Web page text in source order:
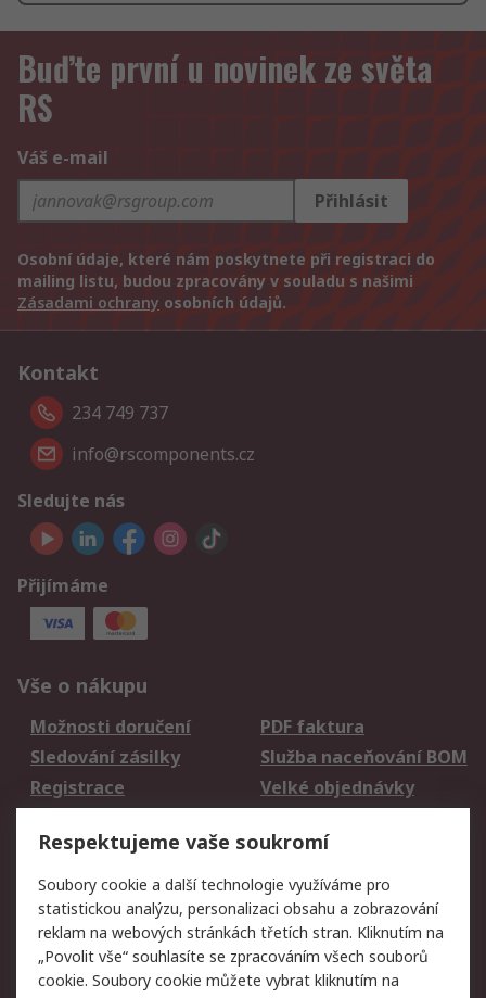
Buďte první u novinek ze světa
RS
Váš e-mail
Přihlásit
Osobní údaje, které nám poskytnete při registraci do
mailing listu, budou zpracovány v souladu s našimi
Zásadami ochrany osobních údajů.
Kontakt
234 749 737
info@rscomponents.cz
Sledujte nás
Přijímáme
Vše o nákupu
Možnosti doručení
PDF faktura
Sledování zásilky
Služba naceňování BOM
Registrace
Velké objednávky
Právní
Autorská práva
Obchodní podmínky
společnosti RS
Prohlášení o ochraně
Zabezpečení
Respektujeme vaše soukromí
Soubory cookie a další technologie využíváme pro
statistickou analýzu, personalizaci obsahu a zobrazování
reklam na webových stránkách třetích stran. Kliknutím na
„Povolit vše“ souhlasíte se zpracováním všech souborů
cookie. Soubory cookie můžete vybrat kliknutím na